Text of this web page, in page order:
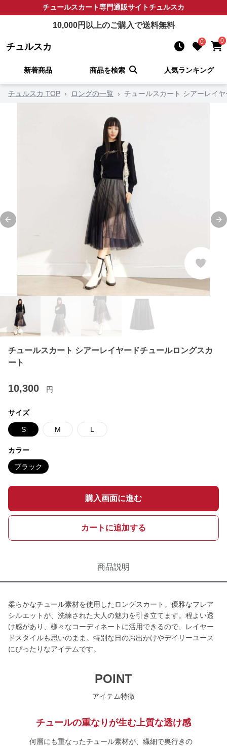
チュールスカート専門通販サイトチュルスカ
10,000円以上のご購入で送料無料
チュルスカ 0 0
新着商品 商品を検索 人気ランキング
チュルスカ TOP › ロングの一覧 › チュールスカート シアーレイ
Previous slide
チュールスカート シアーレイヤードチュールロングスカ
ート
10,300 円
サイズ
S M L
カラー
ブラック
購入画面に進む
カートに追加する
商品説明
柔らかなチュール素材を使用したロングスカート。優雅なフレア
シルエットが、洗練された大人の魅力を引き立てます。程よい透
け感があり、様々なコーディネートに活用できるので、レイヤー
ドスタイルも思いのまま。特別な日のお出かけやデイリーユース
にぴったりなアイテムです。
POINT
アイテム特徴
チュールの重なりが生む上質な透け感
何層にも重なったチュール素材が、繊細で奥行きの